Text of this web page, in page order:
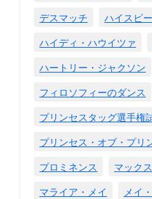
デスマッチ
ハイスピ
ハイディ・ハウイツァ
ハートリー・ジャクソン
フィロソフィーのダンス
プリンセスタッグ選手権
プリンセス・オブ・プリ
プロミネンス
マック
マライア・メイ
メイ